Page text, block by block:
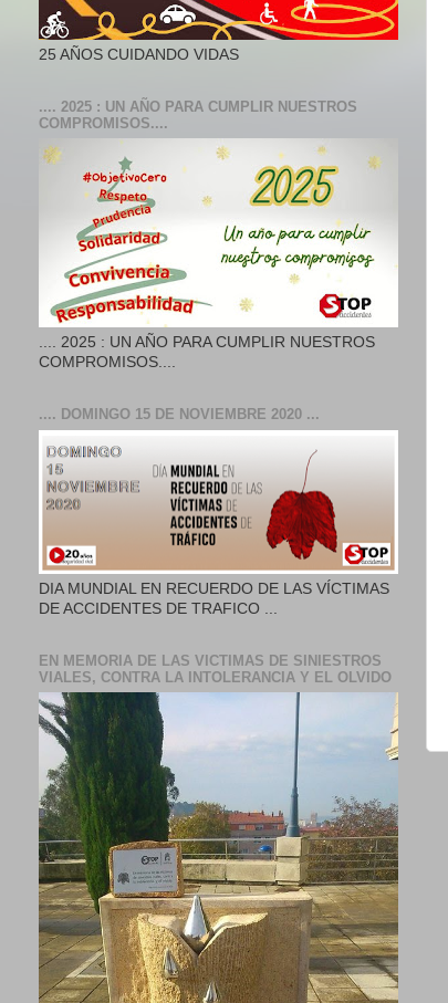
25 AÑOS CUIDANDO VIDAS
.... 2025 : UN AÑO PARA CUMPLIR NUESTROS
COMPROMISOS....
.... 2025 : UN AÑO PARA CUMPLIR NUESTROS
COMPROMISOS....
.... DOMINGO 15 DE NOVIEMBRE 2020 ...
DIA MUNDIAL EN RECUERDO DE LAS VÍCTIMAS
DE ACCIDENTES DE TRAFICO ...
EN MEMORIA DE LAS VICTIMAS DE SINIESTROS
VIALES, CONTRA LA INTOLERANCIA Y EL OLVIDO